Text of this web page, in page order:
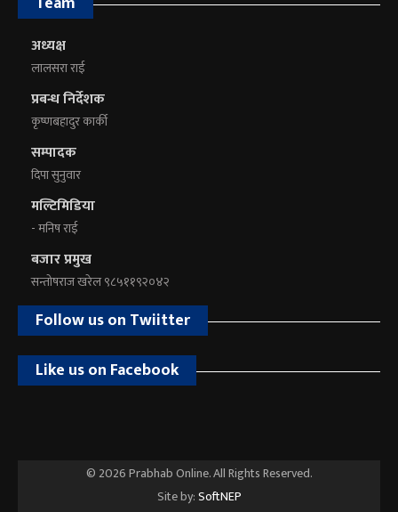
अध्यक्ष
लालसरा राई
प्रबन्ध निर्देशक
कृष्णबहादुर कार्की
सम्पादक
दिपा सुनुवार
मल्टिमिडिया
- मनिष राई
बजार प्रमुख
सन्तोषराज खरेल ९८५११९२०४२
Follow us on Twiitter
Like us on Facebook
© 2026 Prabhab Online. All Rights Reserved.
Site by:SoftNEP